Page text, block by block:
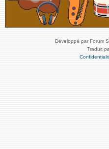
Développé par Forum
Traduit